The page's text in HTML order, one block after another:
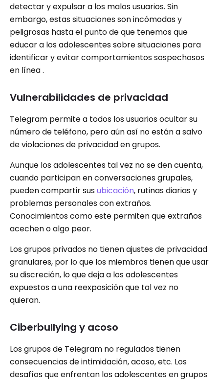
detectar y expulsar a los malos usuarios. Sin
embargo, estas situaciones son incómodas y
peligrosas hasta el punto de que tenemos que
educar a los adolescentes sobre situaciones para
identificar y evitar comportamientos sospechosos
en línea .
Vulnerabilidades de privacidad
Telegram permite a todos los usuarios ocultar su
número de teléfono, pero aún así no están a salvo
de violaciones de privacidad en grupos.
Aunque los adolescentes tal vez no se den cuenta,
cuando participan en conversaciones grupales,
pueden compartir susubicación, rutinas diarias y
problemas personales con extraños.
Conocimientos como este permiten que extraños
acechen o algo peor.
Los grupos privados no tienen ajustes de privacidad
granulares, por lo que los miembros tienen que usar
su discreción, lo que deja a los adolescentes
expuestos a una reexposición que tal vez no
quieran.
Ciberbullying y acoso
Los grupos de Telegram no regulados tienen
consecuencias de intimidación, acoso, etc. Los
desafíos que enfrentan los adolescentes en grupos